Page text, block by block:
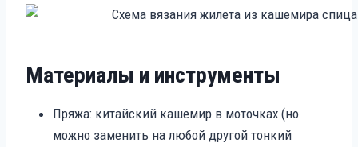
Материалы и инструменты
Пряжа: китайский кашемир в моточках (но
можно заменить на любой другой тонкий